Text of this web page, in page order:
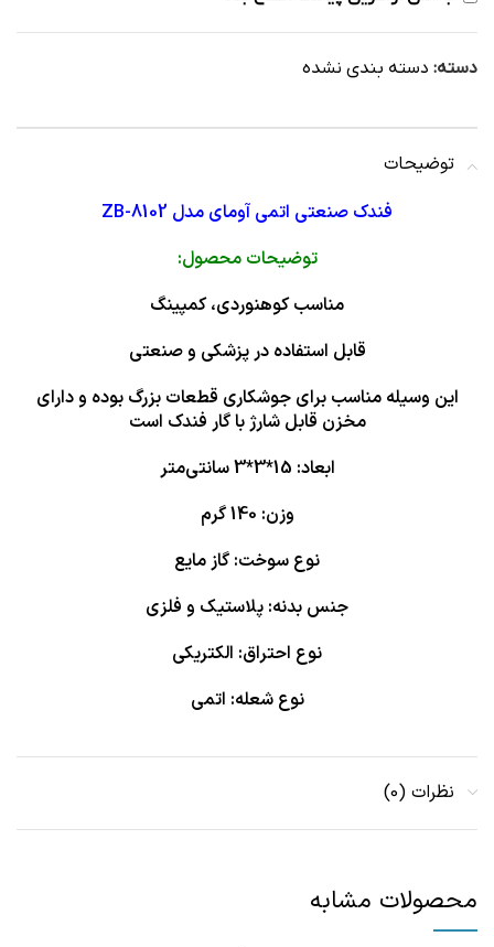
دسته: دسته بندی نشده
توضیحات
فندک صنعتی اتمی آومای مدل ZB-8102
توضیحات محصول:
مناسب کوهنوردی، کمپینگ
قابل استفاده در پزشکی و صنعتی
این وسیله مناسب برای جوشکاری قطعات بزرگ بوده و دارای
مخزن قابل شارژ با گار فندک است
ابعاد: 15*3*3 سانتی‌متر
وزن: 140 گرم
نوع سوخت: گاز مایع
جنس بدنه: پلاستیک و فلزی
نوع احتراق: الکتریکی
نوع شعله: اتمی
نظرات (0)
محصولات مشابه